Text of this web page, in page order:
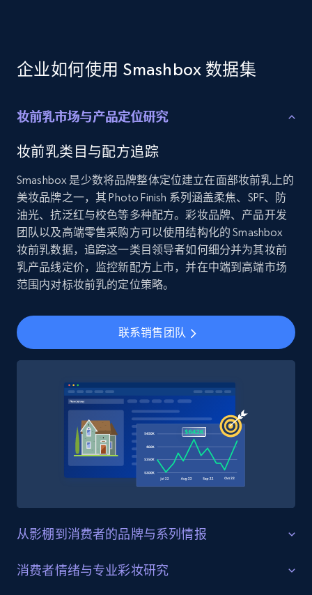
Employees business enriched dataset
connections, and more.
Business Enriched
5.3K+ 384+ 立即购买
YouTube - Channels
URL, Handle, Handle md5, Banner img, Profile
more.
Social media
4.5K+ 507+ 立即购买
Reddit- Posts
Post id, URL, User posted, Title, Description,
企业如何使用 Smashbox 数据集
妆前乳市场与产品定位研究
妆前乳类目与配方追踪
Smashbox 是少数将品牌整体定位建立在面部妆前乳上的
美妆品牌之一，其 Photo Finish 系列涵盖柔焦、SPF、防
油光、抗泛红与校色等多种配方。彩妆品牌、产品开发
团队以及高端零售采购方可以使用结构化的 Smashbox
妆前乳数据，追踪这一类目领导者如何细分并为其妆前
乳产品线定价，监控新配方上市，并在中端到高端市场
范围内对标妆前乳的定位策略。
联系销售团队
从影棚到消费者的品牌与系列情报
产品矩阵与核心系列监测
消费者情绪与专业彩妆研究